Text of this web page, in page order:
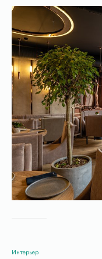
Интерьер